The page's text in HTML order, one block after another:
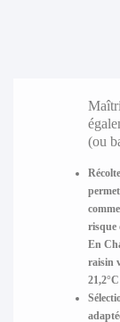
(ou
risque
En
raisin